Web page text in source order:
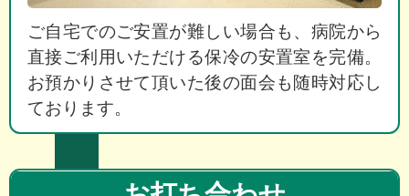
ご自宅でのご安置が難しい場合も、病院から
直接ご利用いただける保冷の安置室を完備。
お預かりさせて頂いた後の面会も随時対応し
ております。